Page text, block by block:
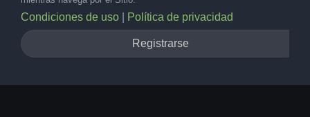
Condiciones de uso Política de privacidad
Registrarse